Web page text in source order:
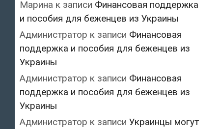
Марина к записи Финансовая поддержка
и пособия для беженцев из Украины
Администратор к записи Финансовая
поддержка и пособия для беженцев из
Украины
Администратор к записи Финансовая
поддержка и пособия для беженцев из
Украины
Администратор к записи Украинцы могут